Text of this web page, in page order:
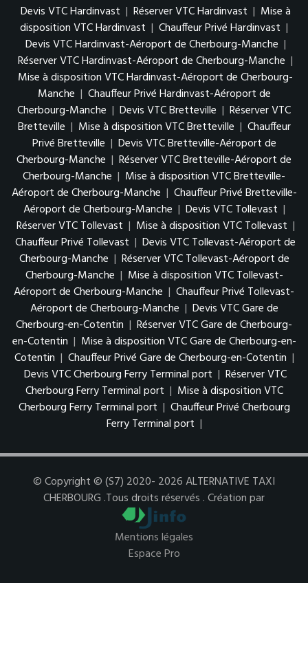
Devis VTC Hardinvast | Réserver VTC Hardinvast | Mise à
disposition VTC Hardinvast | Chauffeur Privé Hardinvast |
Devis VTC Hardinvast-Aéroport de Cherbourg-Manche |
Réserver VTC Hardinvast-Aéroport de Cherbourg-Manche |
Mise à disposition VTC Hardinvast-Aéroport de Cherbourg-
Manche | Chauffeur Privé Hardinvast-Aéroport de
Cherbourg-Manche | Devis VTC Bretteville | Réserver VTC
Bretteville | Mise à disposition VTC Bretteville | Chauffeur
Privé Bretteville | Devis VTC Bretteville-Aéroport de
Cherbourg-Manche | Réserver VTC Bretteville-Aéroport de
Cherbourg-Manche | Mise à disposition VTC Bretteville-
Aéroport de Cherbourg-Manche | Chauffeur Privé Bretteville-
Aéroport de Cherbourg-Manche | Devis VTC Tollevast |
Réserver VTC Tollevast | Mise à disposition VTC Tollevast |
Chauffeur Privé Tollevast | Devis VTC Tollevast-Aéroport de
Cherbourg-Manche | Réserver VTC Tollevast-Aéroport de
Cherbourg-Manche | Mise à disposition VTC Tollevast-
Aéroport de Cherbourg-Manche | Chauffeur Privé Tollevast-
Aéroport de Cherbourg-Manche | Devis VTC Gare de
Cherbourg-en-Cotentin | Réserver VTC Gare de Cherbourg-
en-Cotentin | Mise à disposition VTC Gare de Cherbourg-en-
Cotentin | Chauffeur Privé Gare de Cherbourg-en-Cotentin |
Devis VTC Cherbourg Ferry Terminal port | Réserver VTC
Cherbourg Ferry Terminal port | Mise à disposition VTC
Cherbourg Ferry Terminal port | Chauffeur Privé Cherbourg
Ferry Terminal port |
© Copyright © (S7) 2020- 2026 ALTERNATIVE TAXI
CHERBOURG .Tous droits réservés . Création par
Mentions légales
Espace Pro